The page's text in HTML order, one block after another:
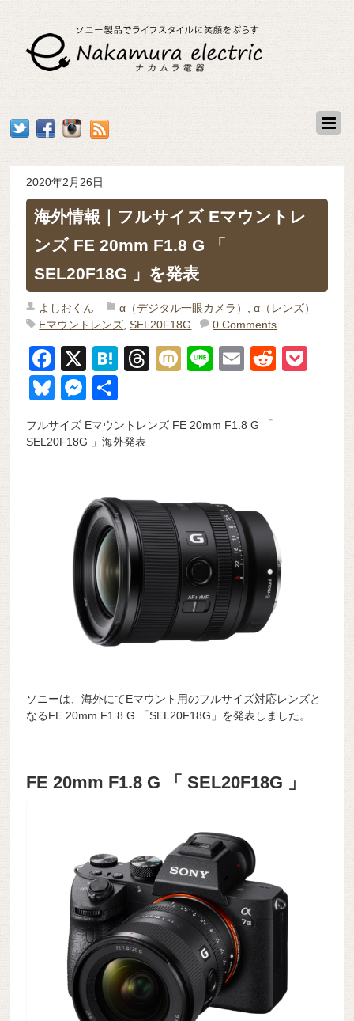
2020年2月26日
海外情報｜フルサイズ Eマウントレ
ンズ FE 20mm F1.8 G 「
SEL20F18G 」を発表
よしおくん α（デジタル一眼カメラ）
α（レンズ）
Eマウントレンズ ,SEL20F18G 0 Comments
F
a
c
e
X
H
n
T
a
M
Li
E
R
Bl
e
M
ss
g
er
フルサイズ Eマウントレンズ FE 20mm F1.8 G 「
SEL20F18G 」海外発表
ソニーは、海外にてEマウント用のフルサイズ対応レンズと
なるFE 20mm F1.8 G 「SEL20F18G」を発表しました。
FE 20mm F1.8 G 「 SEL20F18G 」